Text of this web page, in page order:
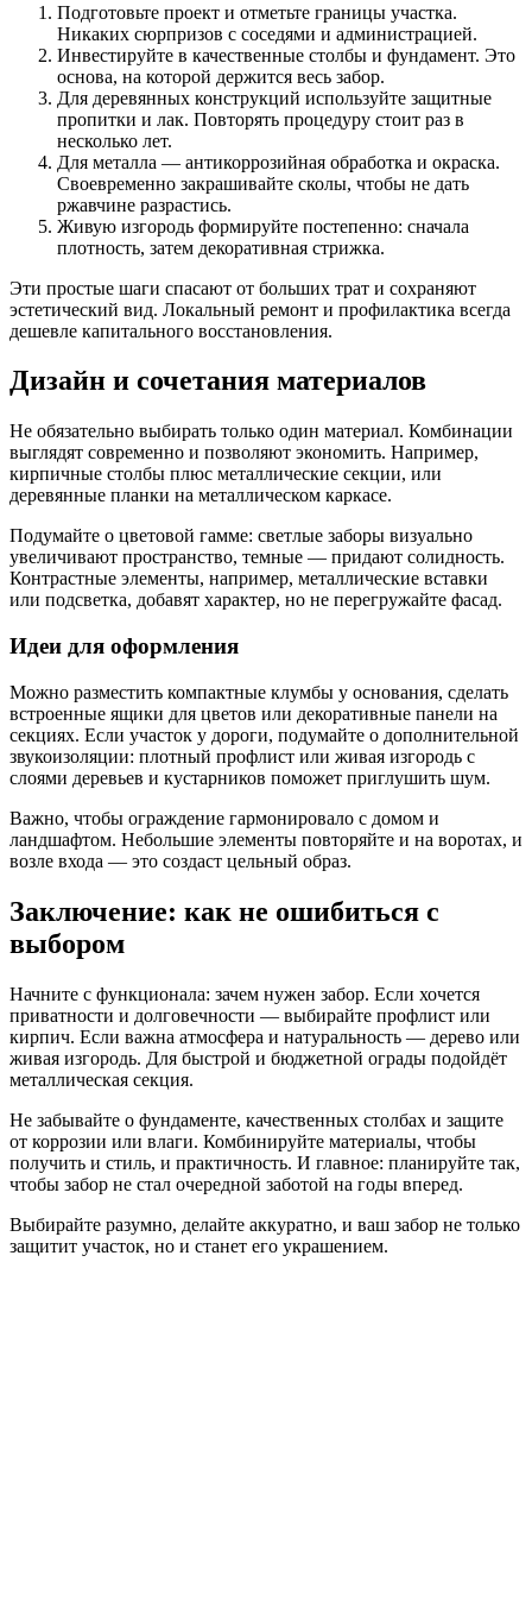
Подготовьте проект и отметьте границы участка.
Никаких сюрпризов с соседями и администрацией.
Инвестируйте в качественные столбы и фундамент. Это
основа, на которой держится весь забор.
Для деревянных конструкций используйте защитные
пропитки и лак. Повторять процедуру стоит раз в
несколько лет.
Для металла — антикоррозийная обработка и окраска.
Своевременно закрашивайте сколы, чтобы не дать
ржавчине разрастись.
Живую изгородь формируйте постепенно: сначала
плотность, затем декоративная стрижка.
Эти простые шаги спасают от больших трат и сохраняют
эстетический вид. Локальный ремонт и профилактика всегда
дешевле капитального восстановления.
Дизайн и сочетания материалов
Не обязательно выбирать только один материал. Комбинации
выглядят современно и позволяют экономить. Например,
кирпичные столбы плюс металлические секции, или
деревянные планки на металлическом каркасе.
Подумайте о цветовой гамме: светлые заборы визуально
увеличивают пространство, темные — придают солидность.
Контрастные элементы, например, металлические вставки
или подсветка, добавят характер, но не перегружайте фасад.
Идеи для оформления
Можно разместить компактные клумбы у основания, сделать
встроенные ящики для цветов или декоративные панели на
секциях. Если участок у дороги, подумайте о дополнительной
звукоизоляции: плотный профлист или живая изгородь с
слоями деревьев и кустарников поможет приглушить шум.
Важно, чтобы ограждение гармонировало с домом и
ландшафтом. Небольшие элементы повторяйте и на воротах, и
возле входа — это создаст цельный образ.
Заключение: как не ошибиться с
выбором
Начните с функционала: зачем нужен забор. Если хочется
приватности и долговечности — выбирайте профлист или
кирпич. Если важна атмосфера и натуральность — дерево или
живая изгородь. Для быстрой и бюджетной ограды подойдёт
металлическая секция.
Не забывайте о фундаменте, качественных столбах и защите
от коррозии или влаги. Комбинируйте материалы, чтобы
получить и стиль, и практичность. И главное: планируйте так,
чтобы забор не стал очередной заботой на годы вперед.
Выбирайте разумно, делайте аккуратно, и ваш забор не только
защитит участок, но и станет его украшением.